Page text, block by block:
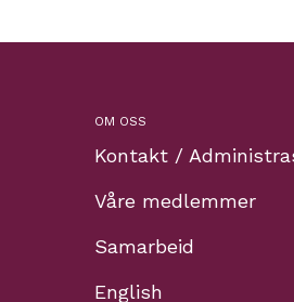
OM OSS
Kontakt /
Våre medlemmer
Samarbeid
English